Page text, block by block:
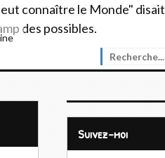
connaître le Monde" disait
des possibles.
Suivez-moi